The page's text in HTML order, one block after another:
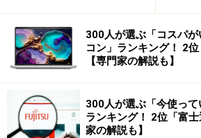
300人が選ぶ「コスパ
コン」ランキング！ 2
【専門家の解説も】
300人が選ぶ「今使って
ランキング！ 2位「富
家の解説も】